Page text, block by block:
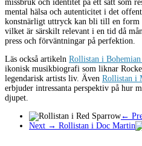
missbruk och identitet på ett sätt som
mental hälsa och autenticitet i det
konstnärligt uttryck kan bli till en form
vilket är särskilt relevant i en tid då
press och förväntningar på perfektion.
Läs också artikeln Rollistan i Bohemian
ikonisk musikbiografi som liknar
legendarisk artists liv. Även Rollistan i
erbjuder intressanta perspektiv på hur
djupet.
←
Next → Rollistan i Doc Martin